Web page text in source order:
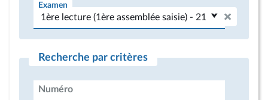
Examen
Recherche par critères
Numéro